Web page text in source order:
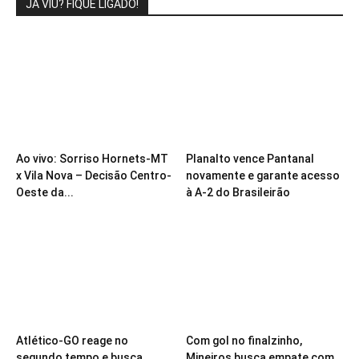
JÁ VIU? FIQUE LIGADO!
Ao vivo: Sorriso Hornets-MT
x Vila Nova – Decisão Centro-
Oeste da...
Planalto vence Pantanal
novamente e garante acesso
à A-2 do Brasileirão
Atlético-GO reage no
Com gol no finalzinho,